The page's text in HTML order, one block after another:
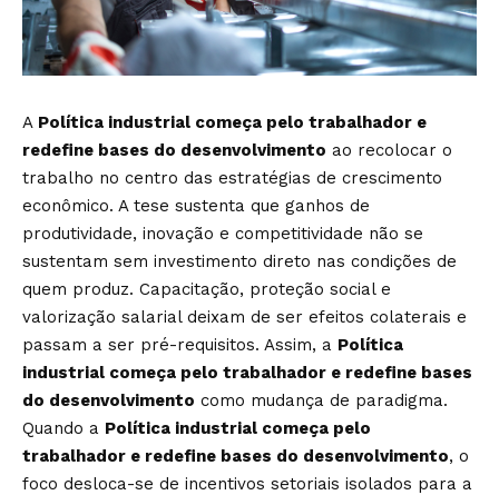
A Política industrial começa pelo trabalhador e
redefine bases do desenvolvimento ao recolocar o
trabalho no centro das estratégias de crescimento
econômico. A tese sustenta que ganhos de
produtividade, inovação e competitividade não se
sustentam sem investimento direto nas condições de
quem produz. Capacitação, proteção social e
valorização salarial deixam de ser efeitos colaterais e
passam a ser pré-requisitos. Assim, a Política
industrial começa pelo trabalhador e redefine bases
do desenvolvimento como mudança de paradigma.
Quando a Política industrial começa pelo
trabalhador e redefine bases do desenvolvimento, o
foco desloca-se de incentivos setoriais isolados para a